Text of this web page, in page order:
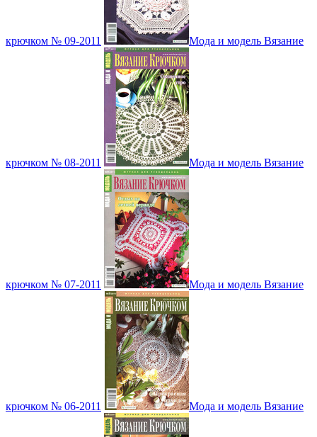
крючком № 09-2011 Мода и модель Вязание
крючком № 08-2011 Мода и модель Вязание
крючком № 07-2011 Мода и модель Вязание
крючком № 06-2011 Мода и модель Вязание